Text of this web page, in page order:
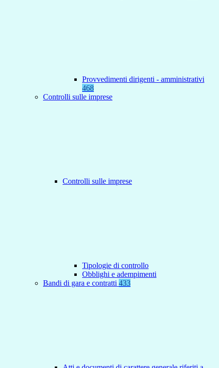
Provvedimenti dirigenti - amministrativi
468
Controlli sulle imprese
Controlli sulle imprese
Tipologie di controllo
Obblighi e adempimenti
Bandi di gara e contratti 433